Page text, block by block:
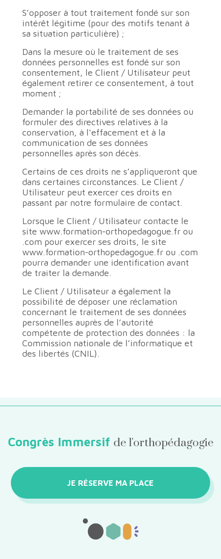
S’opposer à tout traitement fondé sur son
intérêt légitime (pour des motifs tenant à
sa situation particulière) ;
Dans la mesure où le traitement de ses
données personnelles est fondé sur son
consentement, le Client / Utilisateur peut
également retirer ce consentement, à tout
moment ;
Demander la portabilité de ses données ou
formuler des directives relatives à la
conservation, à l‘effacement et à la
communication de ses données
personnelles après son décès.
Certains de ces droits ne s’appliqueront que
dans certaines circonstances. Le Client /
Utilisateur peut exercer ces droits en
passant par notre formulaire de contact.
Lorsque le Client / Utilisateur contacte le
site www.formation-orthopedagogue.fr ou
.com pour exercer ses droits, le site
www.formation-orthopedagogue.fr ou .com
pourra demander une identification avant
de traiter la demande.
Le Client / Utilisateur a également la
possibilité de déposer une réclamation
concernant le traitement de ses données
personnelles auprès de l’autorité
compétente de protection des données : la
Commission nationale de l’informatique et
des libertés (CNIL).
Congrès Immersif de l'orthopédagogie
JE RÉSERVE MA PLACE